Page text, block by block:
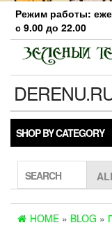
Skip
the
content
Режим работы:
с 9.00 до 22.00
SHOP BY CATEGORY
SEARCH
HOME » BLOG »